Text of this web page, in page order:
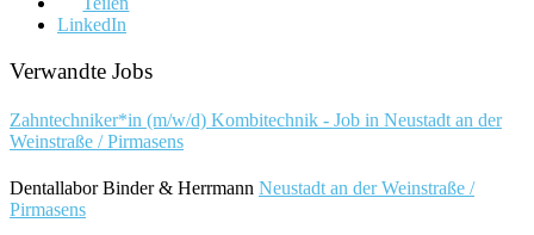
LinkedIn
Verwandte Jobs
Zahntechniker*in (m/w/d) Kombitechnik - Job in Neustadt an der
Weinstraße / Pirmasens
Dentallabor Binder & Herrmann Neustadt an der Weinstraße /
Pirmasens